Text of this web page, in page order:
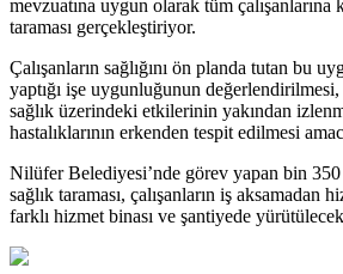
mevzuatına uygun olarak tüm çalışanlarına
taraması gerçekleştiriyor.
Çalışanların sağlığını ön planda tutan bu
yaptığı işe uygunluğunun değerlendirilmesi,
sağlık üzerindeki etkilerinin yakından
hastalıklarının erkenden tespit edilmesi
Nilüfer Belediyesi’nde görev yapan bin
sağlık taraması, çalışanların iş aksamadan
farklı hizmet binası ve şantiyede